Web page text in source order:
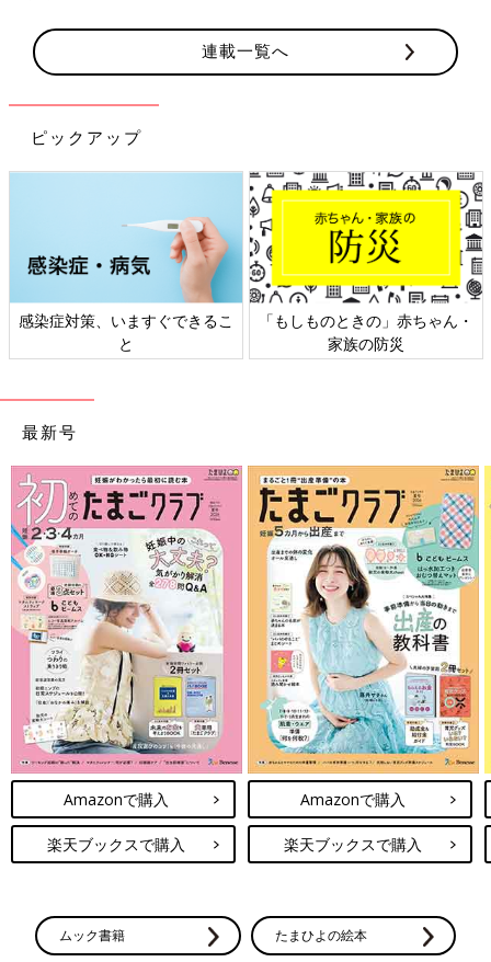
連載一覧へ
ピックアップ
日本外来小児科学会リーフレッ
ト検討会
六星占術 細木かおりさんの人生
相談
最新号
Amazonで購入
楽天ブックスで購入
Amazonで購入
楽天ブックスで購入
ムック書籍 たまひよの絵本